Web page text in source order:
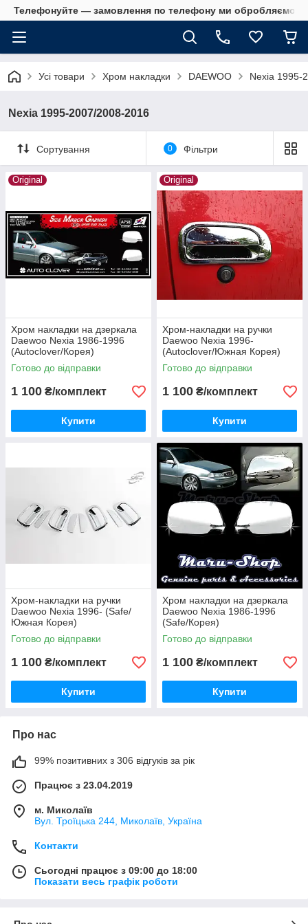
Телефонуйте — замовлення по телефону ми обробляємо в
Усі товари Хром накладки DAEWOO Nexia 1995-
Nexia 1995-2007/2008-2016
Сортування 0 Фільтри
Original
Хром накладки на дзеркала
Daewoo Nexia 1986-1996
(Autoclover/Корея)
Готово до відправки
1 100 ₴/комплект
Купити
Original
Хром-накладки на ручки
Daewoo Nexia 1996-
(Autoclover/Южная Корея)
Готово до відправки
1 100 ₴/комплект
Купити
Хром-накладки на ручки
Daewoo Nexia 1996- (Safe/
Южная Корея)
Готово до відправки
1 100 ₴/комплект
Купити
Хром накладки на дзеркала
Daewoo Nexia 1986-1996
(Safe/Корея)
Готово до відправки
1 100 ₴/комплект
Купити
Про нас
99% позитивних з 306 відгуків за рік
Працює з 23.04.2019
м. Миколаїв
Вул. Троїцька 244, Миколаїв, Україна
Контакти
Сьогодні працює з 09:00 до 18:00
Показати весь графік роботи